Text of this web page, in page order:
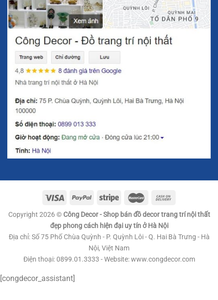
Copyright 2026 © Công Decor - Shop bán đồ decor trang trí nội thất
đẹp phong cách hiện đại uy tín ở Hà Nội
Địa chỉ: Số 75 Phố Chùa Quỳnh - P. Quỳnh Lôi - Q. Hai Bà Trưng - Hà
Nội, Việt Nam
Điện thoại: 0899.01.3333 - Website: www.congdecor.com
[congdecor_assistant]